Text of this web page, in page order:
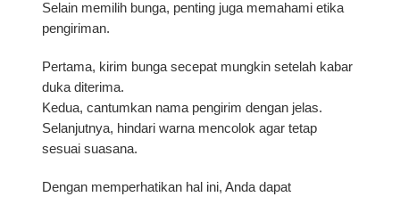
Selain memilih bunga, penting juga memahami etika
pengiriman.
Pertama, kirim bunga secepat mungkin setelah kabar
duka diterima.
Kedua, cantumkan nama pengirim dengan jelas.
Selanjutnya, hindari warna mencolok agar tetap
sesuai suasana.
Dengan memperhatikan hal ini, Anda dapat